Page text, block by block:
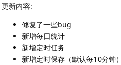
更新内容:
修复了一些bug
新增每日统计
新增定时任务
新增定时保存（默认每10分钟）